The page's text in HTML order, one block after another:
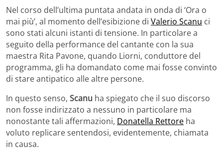
Nel corso dell’ultima puntata andata in onda di ‘Ora o
mai più’, al momento dell’esibizione di Valerio Scanu ci
sono stati alcuni istanti di tensione. In particolare a
seguito della performance del cantante con la sua
maestra Rita Pavone, quando Liorni, conduttore del
programma, gli ha domandato come mai fosse convinto
di stare antipatico alle altre persone.
In questo senso, Scanu ha spiegato che il suo discorso
non fosse indirizzato a nessuno in particolare ma
nonostante tali affermazioni, Donatella Rettore ha
voluto replicare sentendosi, evidentemente, chiamata
in causa.